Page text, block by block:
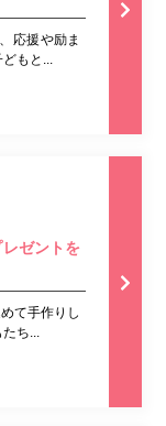
応援や励ま
もと...
ゼントを
て手作りし
ち...